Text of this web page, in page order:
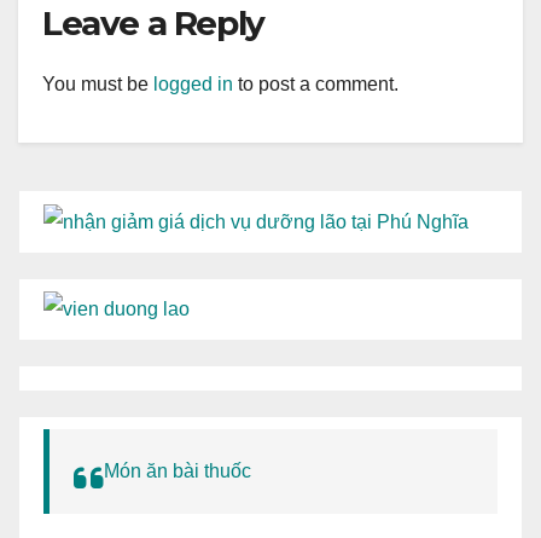
Leave a Reply
You must be logged in to post a comment.
Món ăn bài thuốc